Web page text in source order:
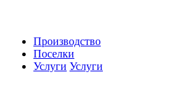
Производство
Поселки
Услуги Услуги